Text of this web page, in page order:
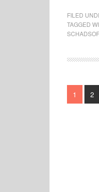
FILED
TAGGED
1 2